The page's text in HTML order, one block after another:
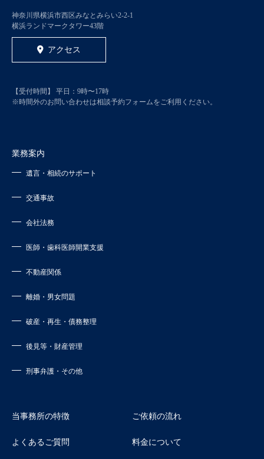
神奈川県横浜市西区みなとみらい2-2-1
横浜ランドマークタワー43階
アクセス
【受付時間】 平日：9時〜17時
※時間外のお問い合わせは相談予約フォームをご利用ください。
業務案内
遺言・相続のサポート
交通事故
会社法務
医師・歯科医師開業支援
不動産関係
離婚・男女問題
破産・再生・債務整理
後見等・財産管理
刑事弁護・その他
当事務所の特徴 ご依頼の流れ
よくあるご質問 料金について